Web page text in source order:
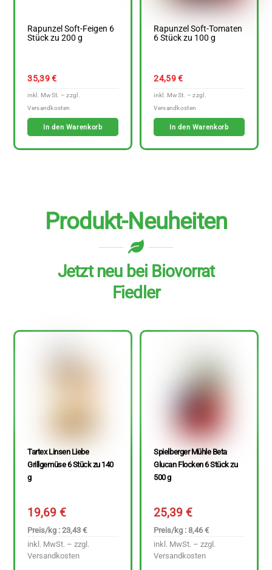
Rapunzel Soft-Feigen 6
Stück zu 200 g
35,39€
In den Warenkorb
Rapunzel Soft-Tomaten
6 Stück zu 100 g
24,59€
In den Warenkorb
Produkt-Neuheiten
Jetzt neu bei Biovorrat
Fiedler
Tartex Linsen Liebe
Grillgemüse 6 Stück zu 140
g
19,69€
Preis/kg : 23,43 €
inkl. MwSt. – zzgl.
Versandkosten
Spielberger Mühle Beta
Glucan Flocken 6 Stück zu
500 g
25,39€
Preis/kg : 8,46 €
inkl. MwSt. – zzgl.
Versandkosten